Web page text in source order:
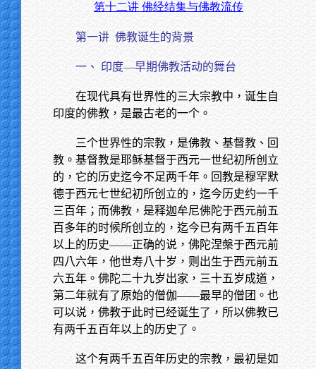
第十二讲 佛经结集与佛教流传
第一讲 佛教诞生的背景
一、 印度—早期佛教活动的舞台
在现代具有世界性的三大宗教中，诞生自
印度的佛教，是最古老的一个。
三个世界性的宗教，是佛教、基督教、回
教。基督教是耶稣基督于西元一世纪初所创立
的，它的历史迄今不足两千年。回教是穆罕默
德于西元七世纪初所创立的，迄今历史约一千
三百年；而佛教，是释迦牟尼佛陀于西元前五
百多年的时候所创立的，迄今已有两千五百年
以上的历史——正确的说，佛陀涅槃于西元前
四八六年，他世寿八十岁，则出生于西元前五
六五年。佛陀二十九岁出家，三十五岁成道，
第二年就有了原始的僧伽——最早的僧团。也
可以说，佛教于此时已经诞生了，所以佛教已
有两千五百年以上的历史了。
这个有两千五百年历史的宗教，最初是如